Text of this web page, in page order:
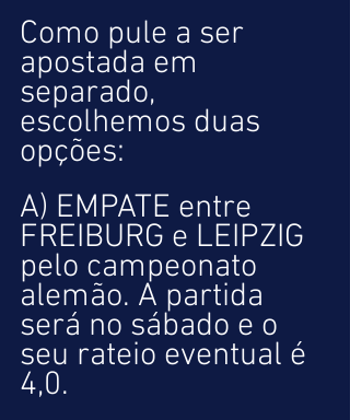
Como pule a ser
apostada em
separado,
escolhemos duas
opções:
A) EMPATE entre
FREIBURG e LEIPZIG
pelo campeonato
alemão. A partida
será no sábado e o
seu rateio eventual é
4,0.